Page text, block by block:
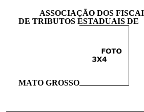
ASSOCIAÇÃO DOS
DE TRIBUTOS ESTADUAIS DE
MATO GROSSO